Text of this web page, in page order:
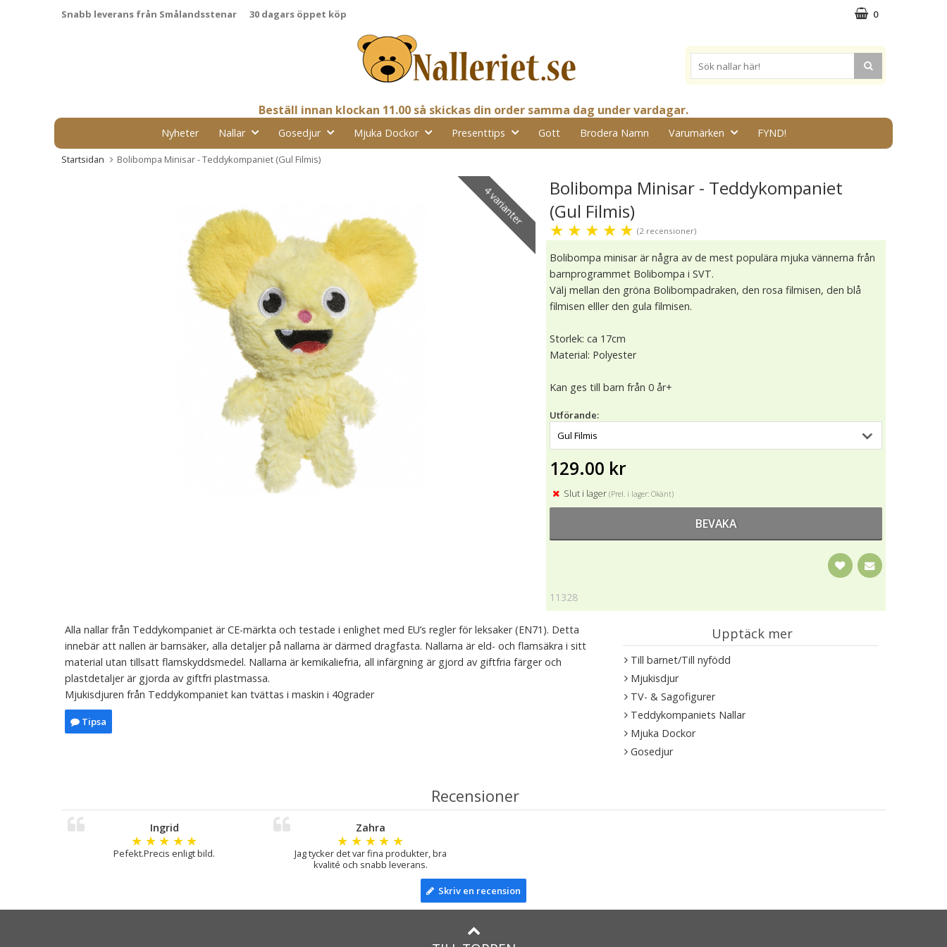
Snabb leverans från Smålandsstenar 30 dagars öppet köp 0
Beställ innan klockan 11.00 så skickas din order samma dag under vardagar.
Nyheter Nallar Gosedjur Mjuka Dockor Presenttips Gott Brodera Namn Varumärken FYND!
Startsidan Bolibompa Minisar - Teddykompaniet (Gul Filmis)
4 varianter
Bolibompa Minisar - Teddykompaniet
(Gul Filmis)
★ ★ ★ ★ ★ (2 recensioner)
Bolibompa minisar är några av de mest populära mjuka vännerna från
barnprogrammet Bolibompa i SVT.
Välj mellan den gröna Bolibompadraken, den rosa filmisen, den blå
filmisen elller den gula filmisen.
Storlek: ca 17cm
Material: Polyester
Kan ges till barn från 0 år+
Utförande:
129.00 kr
Slut i lager (Prel. i lager: Okänt)
BEVAKA
11328
Alla nallar från Teddykompaniet är CE-märkta och testade i enlighet med EU’s regler för leksaker (EN71). Detta
innebär att nallen är barnsäker, alla detaljer på nallarna är därmed dragfasta. Nallarna är eld- och flamsäkra i sitt
material utan tillsatt flamskyddsmedel. Nallarna är kemikaliefria, all infärgning är gjord av giftfria färger och
plastdetaljer är gjorda av giftfri plastmassa.
Mjukisdjuren från Teddykompaniet kan tvättas i maskin i 40grader
Tipsa
Upptäck mer
Till barnet/Till nyfödd
Mjukisdjur
TV- & Sagofigurer
Teddykompaniets Nallar
Mjuka Dockor
Gosedjur
Recensioner
Ingrid
★ ★ ★ ★ ★
Pefekt.Precis enligt bild.
Zahra
★ ★ ★ ★ ★
Jag tycker det var fina produkter, bra
kvalité och snabb leverans.
Skriv en recension